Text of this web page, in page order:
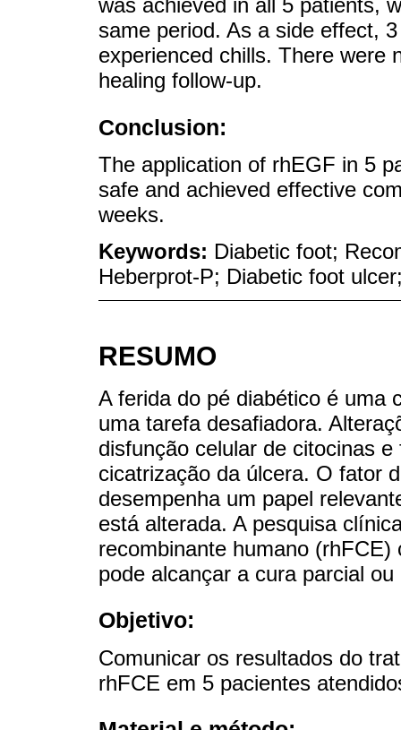
was achieved in all 5 patients,
same period. As a side effect,
experienced chills. There were
healing follow-up.
Conclusion:
The application of rhEGF in 5
safe and achieved effective
weeks.
Keywords: Diabetic foot;
Heberprot-P; Diabetic foot
RESUMO
A ferida do pé diabético é uma
uma tarefa desafiadora.
disfunção celular de citocinas
cicatrização da úlcera. O fator
desempenha um papel
está alterada. A pesquisa
recombinante humano
pode alcançar a cura parcial
Objetivo:
Comunicar os resultados do
rhFCE em 5 pacientes